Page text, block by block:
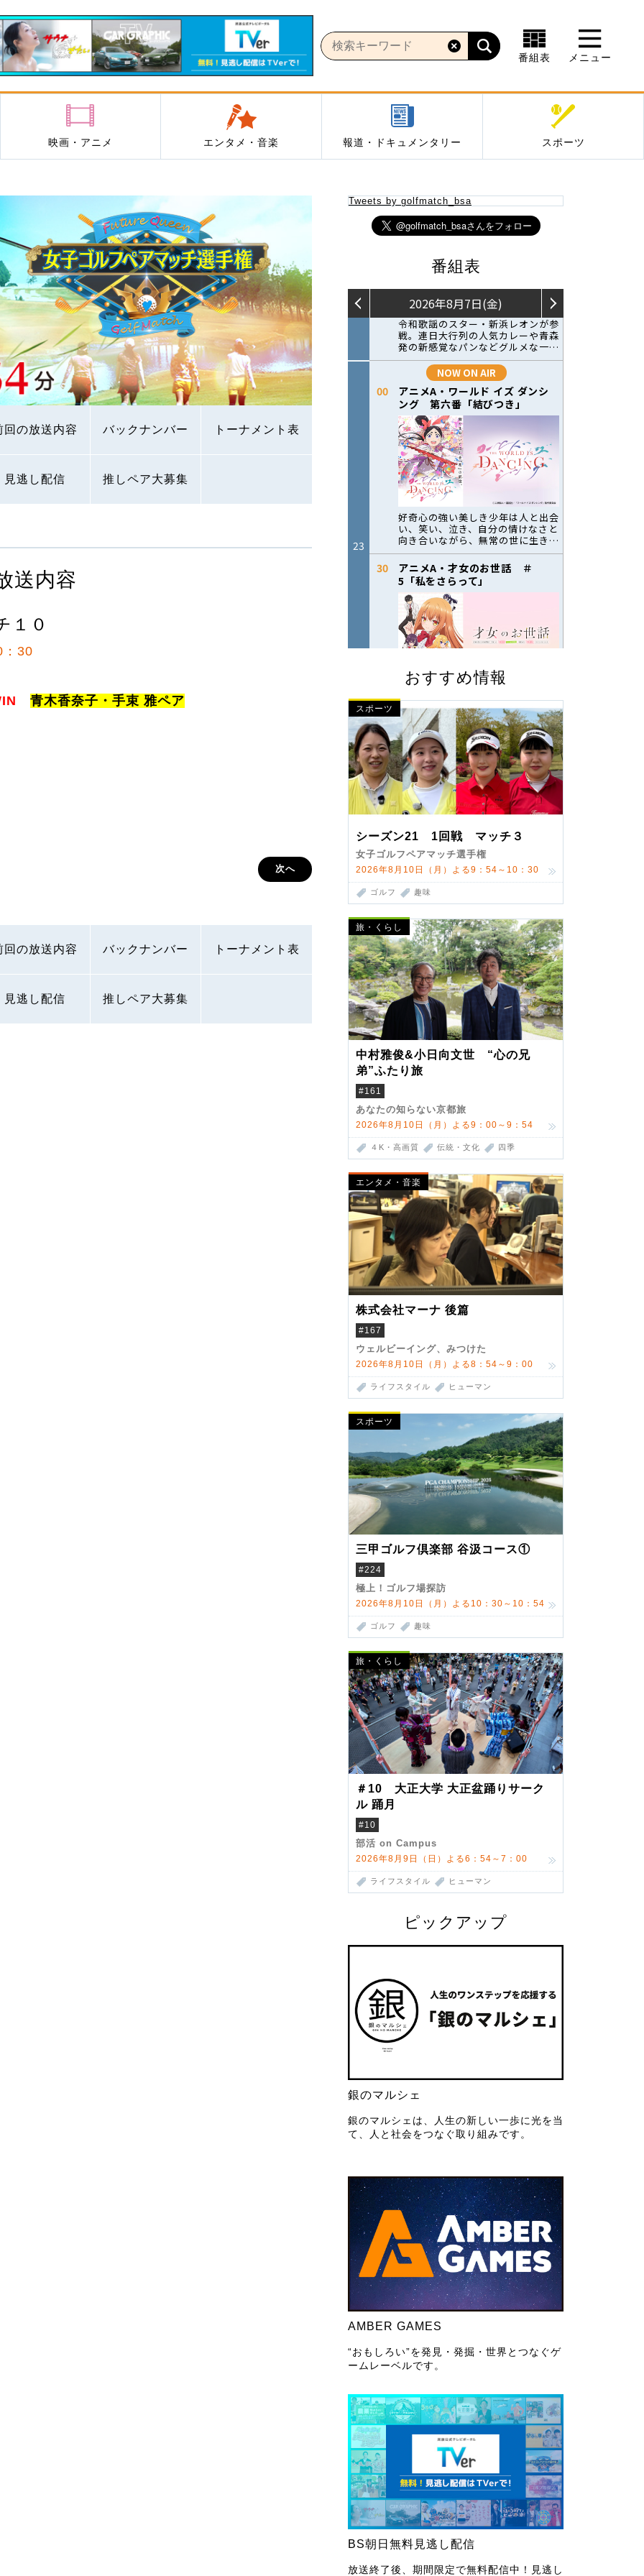
番組表 メニュー
映画・アニメ エンタメ・音楽 報道・ドキュメンタリー スポーツ
回の放送内容 バックナンバー トーナメント表
見逃し配信 推しペア大募集
Tweets by golfmatch_bsa
番組表
おすすめ情報
スポーツ
シーズン21 1回戦 マッチ３
女子ゴルフペアマッチ選手権
2026年8月10日（月）よる9：54～10：30
ゴルフ 趣味
旅・くらし
中村雅俊&小日向文世 “心の兄
弟”ふたり旅
#161
あなたの知らない京都旅
2026年8月10日（月）よる9：00～9：54
４K・高画質 伝統・文化 四季
エンタメ・音楽
株式会社マーナ 後篇
#167
ウェルビーイング、みつけた
2026年8月10日（月）よる8：54～9：00
ライフスタイル ヒューマン
スポーツ
三甲ゴルフ倶楽部 谷汲コース①
#224
極上！ゴルフ場探訪
2026年8月10日（月）よる10：30～10：54
ゴルフ 趣味
旅・くらし
＃10 大正大学 大正盆踊りサーク
ル 踊月
#10
部活 on Campus
2026年8月9日（日）よる6：54～7：00
ライフスタイル ヒューマン
ピックアップ
銀のマルシェ
銀のマルシェは、人生の新しい一歩に光を当
て、人と社会をつなぐ取り組みです。
AMBER GAMES
“おもしろい”を発見・発掘・世界とつなぐゲ
ームレーベルです。
BS朝日無料見逃し配信
放送終了後、期間限定で無料配信中！見逃し
送内容
１０
：30
青木香奈子・手束 雅ペア
次へ
回の放送内容 バックナンバー トーナメント表
見逃し配信 推しペア大募集